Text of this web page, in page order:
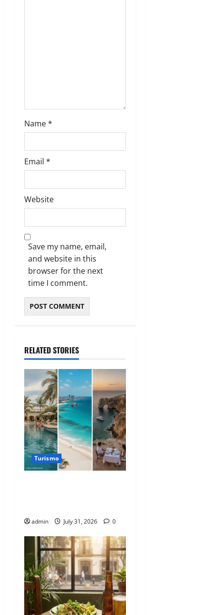
Name*
Email *
Website
Save my name, email,
and website in this
browser for the next
time I comment.
RELATED STORIES
Turismo
admin July 31, 2026 0